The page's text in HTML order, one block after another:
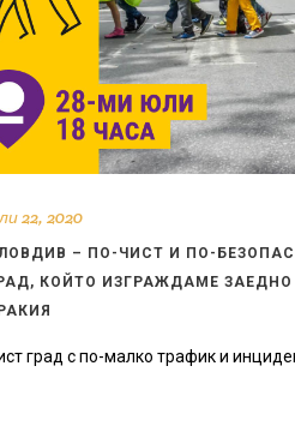
22, 2020
– ПО-ЧИСТ И ПО-
КОЙТО ИЗГРАЖДАМЕ ЗАЕДНО |
град с по-малко трафик и